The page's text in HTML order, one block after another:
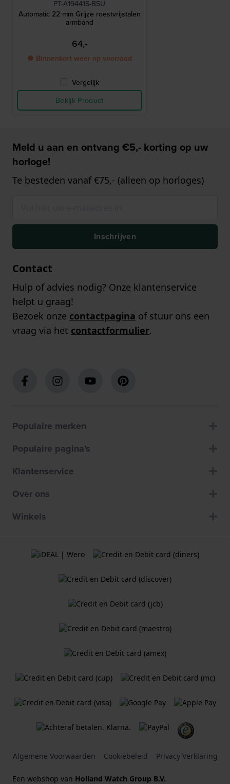
PT-A19441S-BSU
Automatic 22 mm Grijze roestvrijstalen
armband
64,-
● Binnenkort weer op voorraad
Vergelijk
Bekijk Product
Meld u aan en ontvang €5,- korting op uw
horloge!
Te besteden vanaf €75,- (alleen op horloges)
Inschrijven
Contact
Hulp of advies nodig? Onze klantenservice
helpt u graag!
Bezoek onze contactpagina of stuur ons een
vraag via het contactformulier.
Populaire merken
Populaire pagina's
Klantenservice
Over ons
Winkels
Algemene Voorwaarden Cookiebeleid Privacy Verklaring
Een webshop van Holland Watch Group B.V.